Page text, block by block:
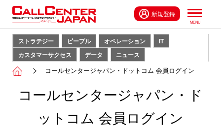
新規登録
ストラテジー ピープル オペレーション
IT
カスタマーサクセス
データ ニュース
コールセンタージャパン・ドットコム 会員ログイン
コールセンタージャパン・ド
ットコム 会員ログイン